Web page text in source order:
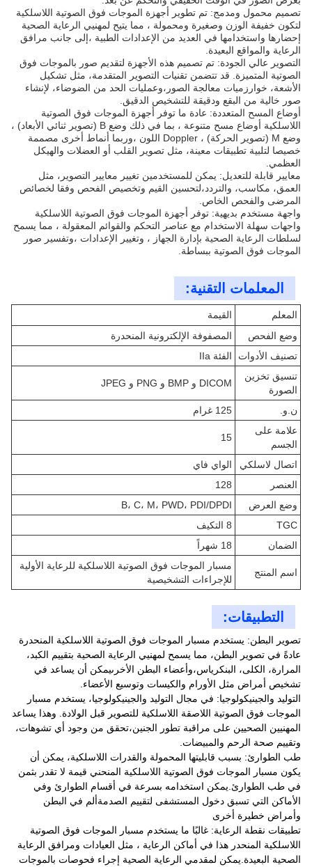
تصميم محمول ومدمج: تم تطوير أجهزة الموجات فوق الصوتية اللاسلكية
لتكون خفيفة الوزن وصغيرة ومحمولة ، مما يتيح لمهنيي الرعاية الصحية
إحضارها واستخدامها في العديد من الإعدادات الطبية ،إلى جانب مرافق
الرعاية والمواقع البعيدة.
التصوير عالي الجودة: تم تصميم هذه الأجهزة لتقديم صور بالموجات فوق
الصوتية المتميزة. قد تتضمن تقنيات التصوير المتقدمة، مثل تشكيل
الأشعة، خوارزميات معالجة الصور،وعمليات الحد من الضوضاء، لإنشاء
صور خالية من البقع ودقيقة للتشخيص الدقيق.
أوضاع المسح المتعددة: عادة ما توفر أجهزة الموجات فوق الصوتية
اللاسلكية أوضاع مسح متنوعة ، بما في ذلك وضع B (تصوير ثنائي الأبعاد) ،
وضع M (تصوير الحركة) ، Doppler اللون ،وربما أنماط أخرى مصممة
خصيصا لتلبية تطبيقات معينة، مثل تصوير القلب أو العضلات والهيكل
العظمي.
معايير قابلة للتعديل: يمكن للمستخدمين تغيير معايير التصوير، مثل
العمق، مكاسب، والتردد،لتحسين القيم وتخصيص الفحص وفقا لخصائص
المرضى والفحص الخاص.
واجهة مستخدم بديهية: توفر أجهزة الموجات فوق الصوتية اللاسلكية
واجهات سهلة الاستخدام مع عناصر التحكم والقوائم المعقولة ، مما يسمح
لسلطات الرعاية الصحية بإدارة الجهاز ، وتغيير الإعدادات ،وتفسير صور
الموجات فوق الصوتية ببساطة.
المعلمات التقنية:
المعلم
القيمة
وضع الفحص
المصفوفة الإلكترونية المنحدرة
تصنيف الأدوات
الفئة IIa
تنسيق تخزين
الصورة
DICOM و BMP و PNG و JPEG
ن.و.
125 غرام
علامة على
الجسم
15
اتصال لاسلكي
الواي فاي
العنصر
128
وضع العرض
B، C، M، PWD، PDI/DPDI
TGC
الضمان
18 شهراً
اسم المنتج
مسبار الموجات فوق الصوتية اللاسلكية للرعاية الأولية
للإجراءات التشخيصية
التطبيقات:
تصوير البطن: يستخدم مسبار الموجات فوق الصوتية اللاسلكية المنحدرة
عادةً في تصوير البطن، مما يسمح لمهنيي الرعاية الصحية بتقييم الكبد،
المرارة، الكلى، البنكرياس،وأعضاء البطن الأخرىيمكن أن يساعد في
تشخيص أمراض مثل الأورام والكيسات وتوسيع الأعضاء.
التوليد والجينيكولوجيا: في مجال التوليد والجينيكولوجيا، يستخدم مسبار
الموجات فوق الصوتية اللاصقة اللاسلكية للتصوير قبل الولادة. وهذا يساعد
المهنيين الصحيين على مراقبة تطور الجنين،تحقق من وجود أي تشوهات،
وتقييم صحة الرحم والمبيضات.
طب الطوارئ: بسبب قابليتها المحمولة والقدرات اللاسلكية، يمكن أن
يكون مسبار الموجات فوق الصوتية اللاسلكية المنحني قيمة لا تقدر بثمن
في طب الطوارئ.يمكن استخدامه بسرعة في أقسام الطوارئ وفي
الأماكن التي تسبق دخول المستشفى لتقييم الصدمةألم في البطن
وأمراض خطيرة أخرى
تطبيقات نقطة الرعاية: غالبًا ما يستخدم مسبار الموجات فوق الصوتية
اللاسلكية المنحدر هذا في أماكن الرعاية ، مثل العيادات ومرافق الرعاية
الصحية البعيدة.يمكن لمقدمي الرعاية الصحية إجراء فحوصات بالموجات